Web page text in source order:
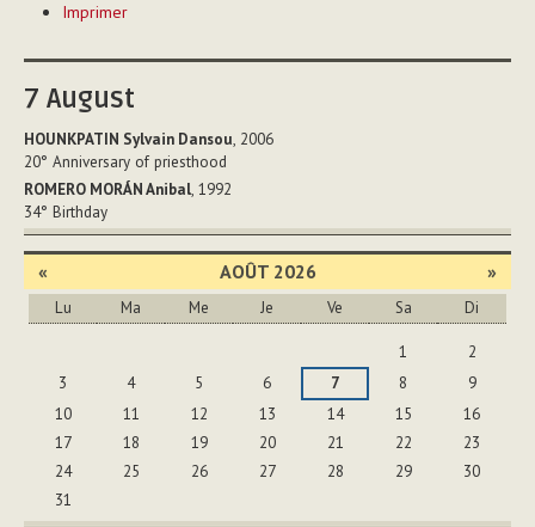
sur
document
Imprimer
7 August
HOUNKPATIN Sylvain Dansou, 2006
20° Anniversary of priesthood
ROMERO MORÁN Anibal, 1992
34° Birthday
« AOÛT 2026 »
Lu Ma Me Je Ve Sa Di
1
2
3
4 5 6 7 8
9
10
11 12 13 14 15
16
17
18 19 20 21 22
23
24
25 26 27 28 29
30
31